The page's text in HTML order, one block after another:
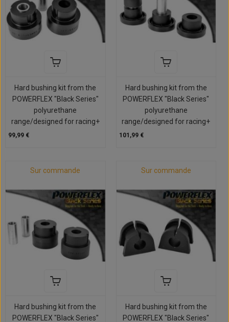
Hard bushing kit from the
POWERFLEX "Black Series"
polyurethane
range/designed for racing+
99,99 €
Hard bushing kit from the
POWERFLEX "Black Series"
polyurethane
range/designed for racing+
101,99 €
Sur commande
Hard bushing kit from the
POWERFLEX "Black Series"
Sur commande
Hard bushing kit from the
POWERFLEX "Black Series"